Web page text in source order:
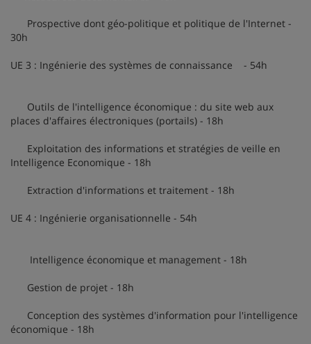
Prospective dont géo-politique et politique de l'Internet -
30h
UE 3 : Ingénierie des systèmes de connaissance - 54h
Outils de l'intelligence économique : du site web aux
places d'affaires électroniques (portails) - 18h
Exploitation des informations et stratégies de veille en
Intelligence Economique - 18h
Extraction d'informations et traitement - 18h
UE 4 : Ingénierie organisationnelle - 54h
Intelligence économique et management - 18h
Gestion de projet - 18h
Conception des systèmes d'information pour l'intelligence
économique - 18h